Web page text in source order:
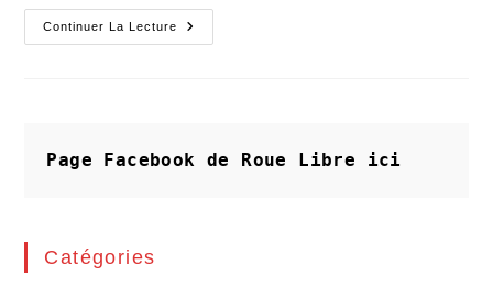
Continuer La Lecture
La
Réaction
Page Facebook de Roue Libre ici
Catégories